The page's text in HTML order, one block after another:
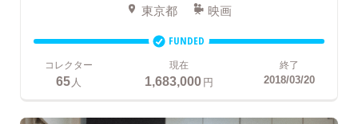
東京都 映画
FUNDED
コレクター
65 人
現在
1,683,000円
終了
2018/03/20